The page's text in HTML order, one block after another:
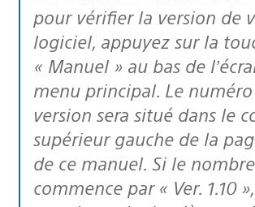
pour vérifier la version de
logiciel, appuyez sur la
« Manuel » au bas de
menu principal. Le
version sera situé dans le
supérieur gauche de la
de ce manuel. Si le nombre
commence par « Ver. 1.10